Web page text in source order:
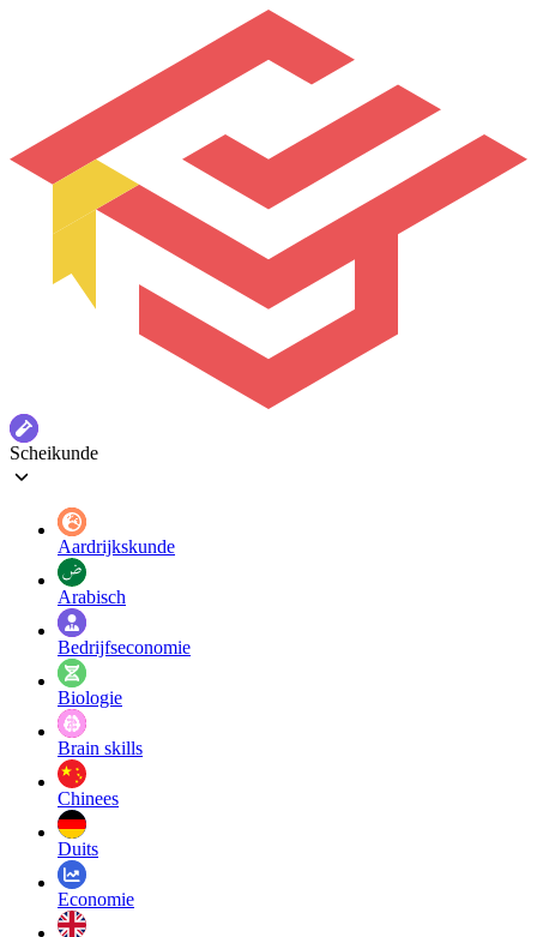
Scheikunde
Aardrijkskunde
Arabisch
Bedrijfseconomie
Biologie
Brain skills
Chinees
Duits
Economie